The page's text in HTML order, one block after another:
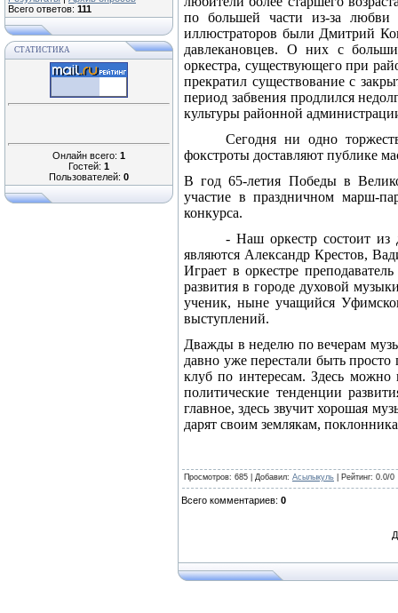
Всего ответов: 111
СТАТИСТИКА
Онлайн всего: 1
Гостей: 1
Пользователей: 0
по большей части из-за любви
иллюстраторов были Дмитрий
давлекановцев. О них с
оркестра, существующего при
прекратил существование с
период забвения продлился
культуры районной
Сегодня ни одно
фокстроты доставляют публике
В год 65-летия Победы в
участие в праздничном марш-
конкурса.
- Наш оркестр состоит из
являются Александр Крестов,
Играет в оркестре
развития в городе духовой
ученик, ныне учащийся
выступлений.
Дважды в неделю по вечерам
давно уже перестали быть
клуб по интересам. Здесь можно
политические тенденции
главное, здесь звучит хорошая
дарят своим землякам,
Просмотров: 685 | Добавил: Асылыкуль Рейтинг: 0.0/0
Всего комментариев: 0